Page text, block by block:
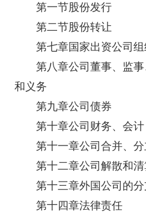
第一节股份发行
第二节股份转让
第七章国家出资公司组
第八章公司董事、监事
和义务
第九章公司债券
第十章公司财务、会计
第十一章公司合并、分
第十二章公司解散和清
第十三章外国公司的分
第十四章法律责任